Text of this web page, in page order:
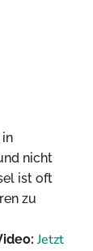
in
nicht
ist oft
zu
Jetzt